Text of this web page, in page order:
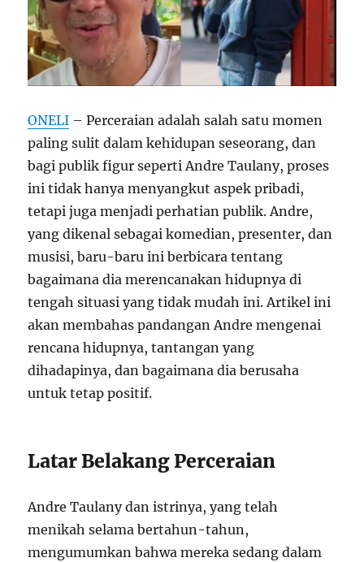
ONELI – Perceraian adalah salah satu momen
paling sulit dalam kehidupan seseorang, dan
bagi publik figur seperti Andre Taulany, proses
ini tidak hanya menyangkut aspek pribadi,
tetapi juga menjadi perhatian publik. Andre,
yang dikenal sebagai komedian, presenter, dan
musisi, baru-baru ini berbicara tentang
bagaimana dia merencanakan hidupnya di
tengah situasi yang tidak mudah ini. Artikel ini
akan membahas pandangan Andre mengenai
rencana hidupnya, tantangan yang
dihadapinya, dan bagaimana dia berusaha
untuk tetap positif.
Latar Belakang Perceraian
Andre Taulany dan istrinya, yang telah
menikah selama bertahun-tahun,
mengumumkan bahwa mereka sedang dalam